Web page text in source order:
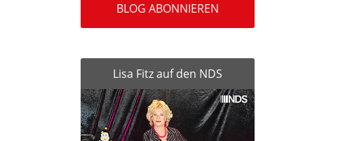
BLOG ABONNIEREN
Lisa Fitz auf den NDS